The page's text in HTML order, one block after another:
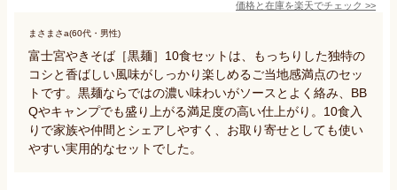
価格と在庫を楽天でチェック >>
まさまさa(60代・男性)
富士宮やきそば［黒麺］10食セットは、もっちりした独特の
コシと香ばしい風味がしっかり楽しめるご当地感満点のセッ
トです。黒麺ならではの濃い味わいがソースとよく絡み、BB
Qやキャンプでも盛り上がる満足度の高い仕上がり。10食入
りで家族や仲間とシェアしやすく、お取り寄せとしても使い
やすい実用的なセットでした。